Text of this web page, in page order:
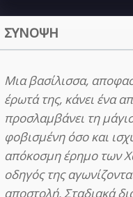
ΣΥΝΟΨΗ
Μια βασίλισσα,
έρωτά της, κάνει ένα
προσλαμβάνει τη
φοβισμένη όσο και
απόκοσμη έρημο των
οδηγός της
αποστολή. Σταδιακά